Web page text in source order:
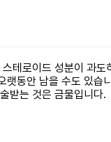
테로이드 성분이 과
동안 남을 수도 있습
받는 것은 금물입니다.